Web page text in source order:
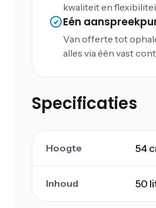
kwaliteit en
Eén
Van offerte tot
alles via één vast
Specificaties
Hoogte 54
Inhoud 50